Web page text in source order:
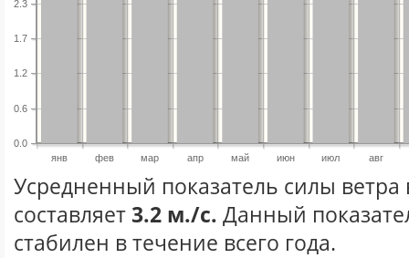
янв фев мар апр май июн июл авг
0.0
0.6
1.2
1.7
2.3
Усредненный показатель силы ветра
составляет3.2 м./с. Данный
стабилен в течение всего года.